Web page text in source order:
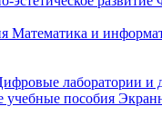
Математика и
лаборатории и
учебные пособия